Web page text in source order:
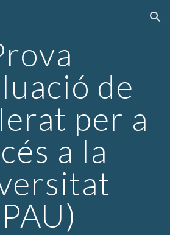
Skip to navigation
de
per a
a la